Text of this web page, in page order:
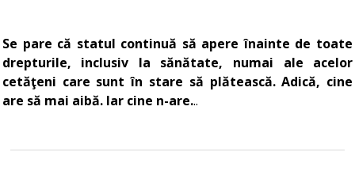
Se pare că statul continuă să apere înainte de toate
drepturile, inclusiv la sănătate, numai ale acelor
cetăţeni care sunt în stare să plătească. Adică, cine
are să mai aibă. Iar cine n-are...